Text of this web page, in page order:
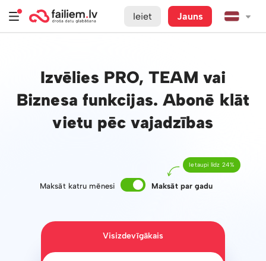
Ieiet Jauns
Izvēlies PRO, TEAM vai
Biznesa funkcijas. Abonē klāt
vietu pēc vajadzības
Ietaupi līdz 24%
Maksāt katru mēnesi Maksāt par gadu
Visizdevīgākais